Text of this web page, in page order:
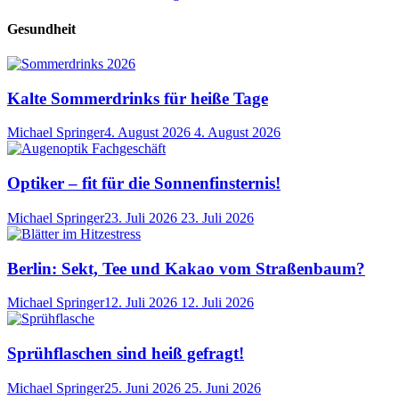
Gesundheit
Kalte Sommerdrinks für heiße Tage
Michael Springer4. August 2026 4. August 2026
Optiker – fit für die Sonnenfinsternis!
Michael Springer23. Juli 2026 23. Juli 2026
Berlin: Sekt, Tee und Kakao vom Straßenbaum?
Michael Springer12. Juli 2026 12. Juli 2026
Sprühflaschen sind heiß gefragt!
Michael Springer25. Juni 2026 25. Juni 2026